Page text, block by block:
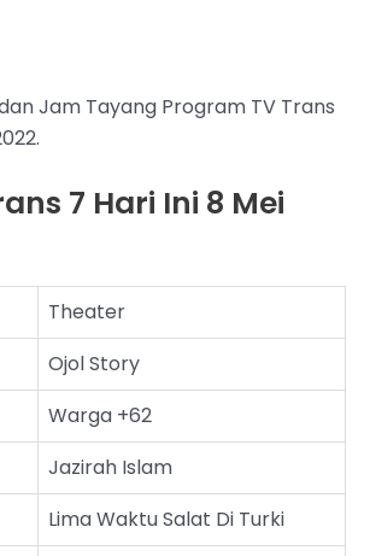
Jam Tayang Program TV Trans
7 Hari Ini 8 Mei
Theater
Ojol Story
Warga +62
Jazirah Islam
Lima Waktu Salat Di Turki